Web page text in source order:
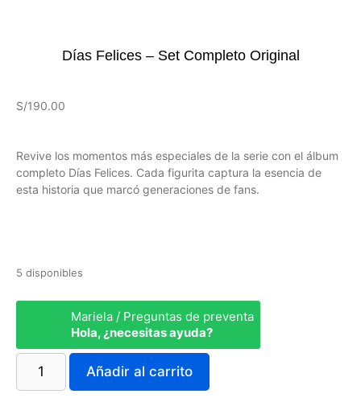
Días Felices – Set Completo Original
S/190.00
Revive los momentos más especiales de la serie con el álbum
completo Días Felices. Cada figurita captura la esencia de
esta historia que marcó generaciones de fans.
5 disponibles
Mariela / Preguntas de preventa
Hola, ¿necesitas ayuda?
Añadir al carrito